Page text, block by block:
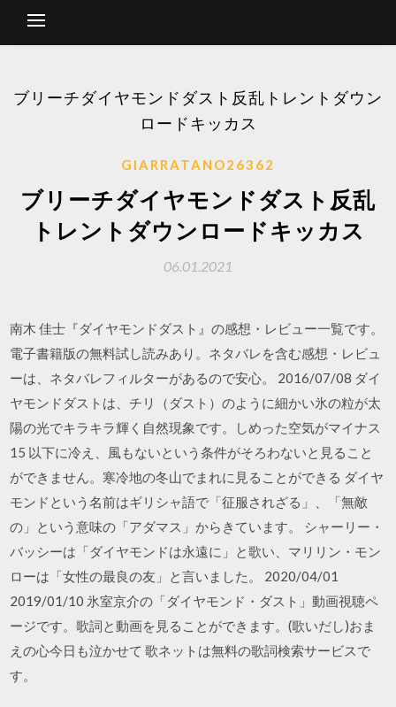
ブリーチダイヤモンドダスト反乱トレントダウン
ロードキッカス
GIARRATANO26362
ブリーチダイヤモンドダスト反乱
トレントダウンロードキッカス
06.01.2021
南木 佳士『ダイヤモンドダスト』の感想・レビュー一覧です。
電子書籍版の無料試し読みあり。ネタバレを含む感想・レビュ
ーは、ネタバレフィルターがあるので安心。 2016/07/08 ダイ
ヤモンドダストは、チリ（ダスト）のように細かい氷の粒が太
陽の光でキラキラ輝く自然現象です。しめった空気がマイナス
15 以下に冷え、風もないという条件がそろわないと見ること
ができません。寒冷地の冬山でまれに見ることができる ダイヤ
モンドという名前はギリシャ語で「征服されざる」、「無敵
の」という意味の「アダマス」からきています。 シャーリー・
バッシーは「ダイヤモンドは永遠に」と歌い、マリリン・モン
ローは「女性の最良の友」と言いました。 2020/04/01
2019/01/10 氷室京介の「ダイヤモンド・ダスト」動画視聴ペ
ージです。歌詞と動画を見ることができます。(歌いだし)おま
えの心今日も泣かせて 歌ネットは無料の歌詞検索サービスで
す。